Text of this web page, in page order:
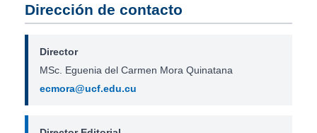
Dirección de contacto
Director
MSc. Eguenia del Carmen Mora Quinatana
ecmora@ucf.edu.cu